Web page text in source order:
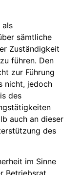
als
sämtliche
Zuständigkeit
zu führen. Den
zur Führung
nicht, jedoch
des
auch an dieser
des
im Sinne
Betriebsrat